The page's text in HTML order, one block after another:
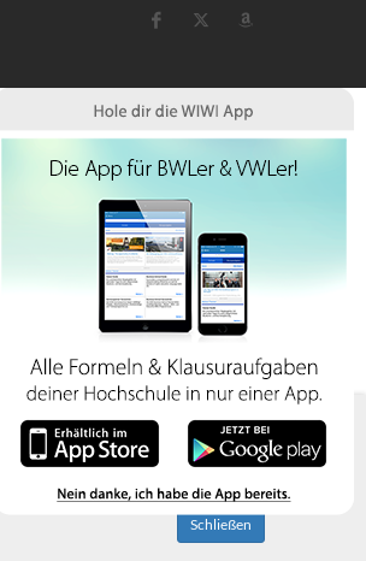
verwendet Cookies. Indem
und ihre Angebote nutzen
navigieren, akzeptieren Sie diese
Schließen